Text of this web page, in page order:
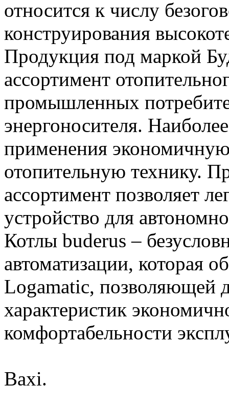
относится к числу
конструирования
Продукция под маркой
ассортимент
промышленных
энергоносителя.
применения
отопительную технику.
ассортимент позволяет
устройство для
Котлы buderus –
автоматизации, которая
Logamatic, позволяющей
характеристик
комфортабельности
Baxi.